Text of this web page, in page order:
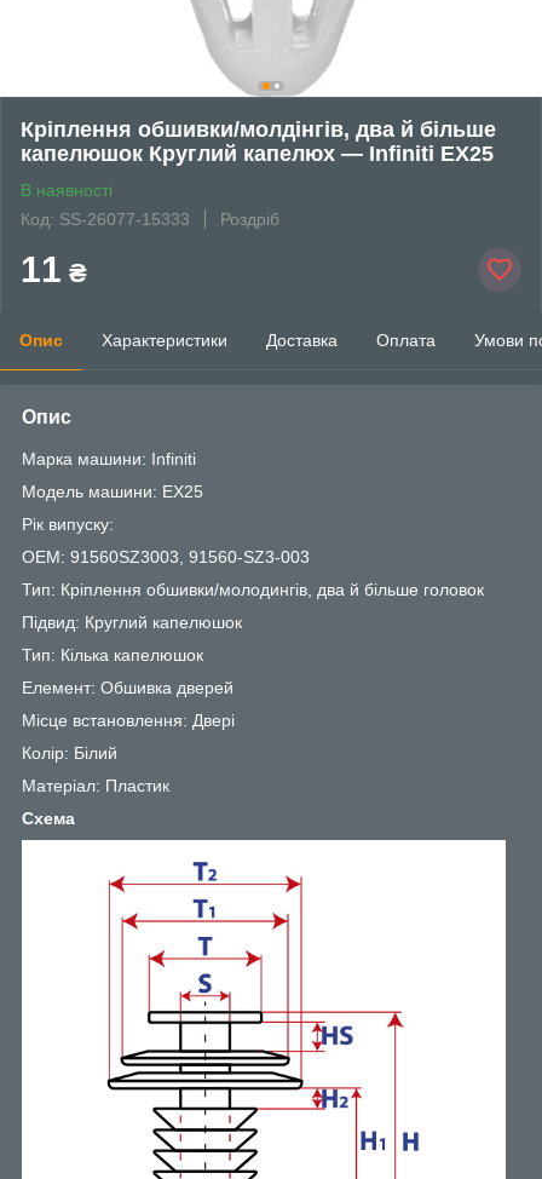
Кріплення обшивки/молдінгів, два й більше
капелюшок Круглий капелюх — Infiniti EX25
В наявності
Код: SS-26077-15333
Роздріб
11 ₴
Опис Характеристики Доставка Оплата Умови
Опис
Марка машини: Infiniti
Модель машини: EX25
Рік випуску:
OEM: 91560SZ3003, 91560-SZ3-003
Тип: Кріплення обшивки/молодингів, два й більше головок
Підвид: Круглий капелюшок
Тип: Кілька капелюшок
Елемент: Обшивка дверей
Місце встановлення: Двері
Колір: Білий
Матеріал: Пластик
Схема